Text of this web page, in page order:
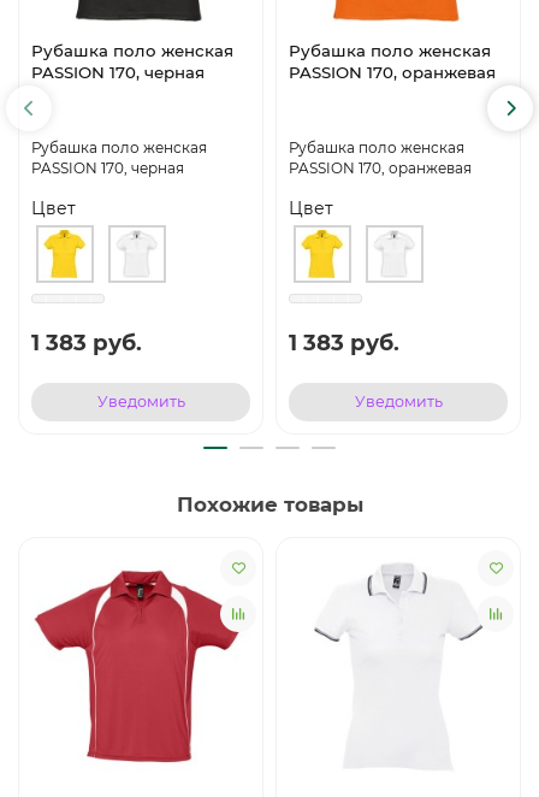
Рубашка поло женская
PASSION 170, черная
Рубашка поло женская
PASSION 170, черная
Цвет
1 383 руб.
Уведомить
Рубашка поло женская
PASSION 170, оранжевая
Рубашка поло женская
PASSION 170, оранжевая
Цвет
1 383 руб.
Уведомить
Похожие товары